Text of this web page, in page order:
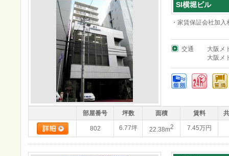
SI横堀ビル
・家賃保証会社加入
交通
大阪メ
大阪メ
部屋番号 坪数 面積 賃料
802 6.77坪 22.38m2 7.45万円